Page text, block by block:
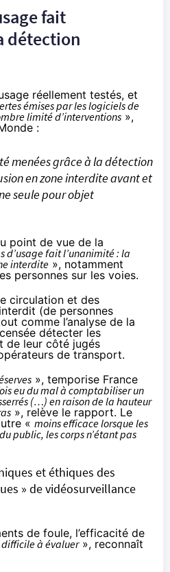
fait
détection
réellement testés, et
émises par les logiciels de
limité d’interventions »,
:
menées grâce à la détection
en zone interdite avant et
seule pour objet
point de vue de la
d’usage fait l’unanimité : la
interdite », notamment
personnes sur les voies.
circulation et des
(de personnes
comme l’analyse de la
détecter les
de leur côté jugés
de transport.
», temporise France
eu du mal à comptabiliser un
(…) en raison de la hauteur
», relève le rapport. Le
« moins efficace lorsque les
public, les corps n’étant pas
et éthiques des
» de vidéosurveillance
de foule, l’efficacité de
difficile à évaluer», reconnaît